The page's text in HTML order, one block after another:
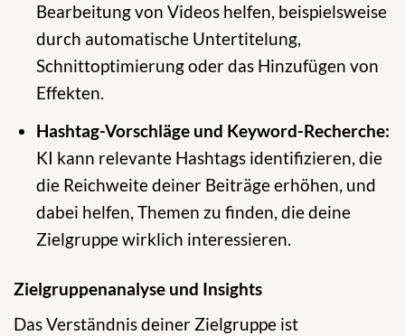
Bearbeitung von Videos helfen, beispielsweise
durch automatische Untertitelung,
Schnittoptimierung oder das Hinzufügen von
Effekten.
Hashtag-Vorschläge und Keyword-Recherche:
KI kann relevante Hashtags identifizieren, die
die Reichweite deiner Beiträge erhöhen, und
dabei helfen, Themen zu finden, die deine
Zielgruppe wirklich interessieren.
Zielgruppenanalyse und Insights
Das Verständnis deiner Zielgruppe ist